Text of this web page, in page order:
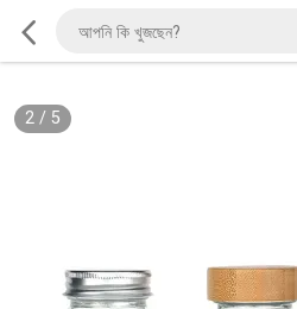
2/ 5